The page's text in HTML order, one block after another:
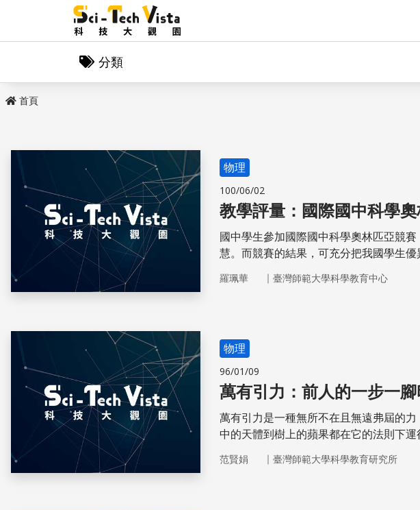
分類
首頁
物理
100/06/02
教學評量：國際國中科學
國中學生參加國際國中科學奧林匹亞競
慧。而競賽的結果，可充分把我國學生
羅珮華 ｜ 臺灣師範大學科學教育中心
物理
96/01/09
萬有引力：前人的一步一腳
萬有引力是一種無所不在且無遠弗屆的
中的天體到樹上的蘋果都在它的法則下
范賢娟 ｜ 臺灣師範大學科學教育研究所